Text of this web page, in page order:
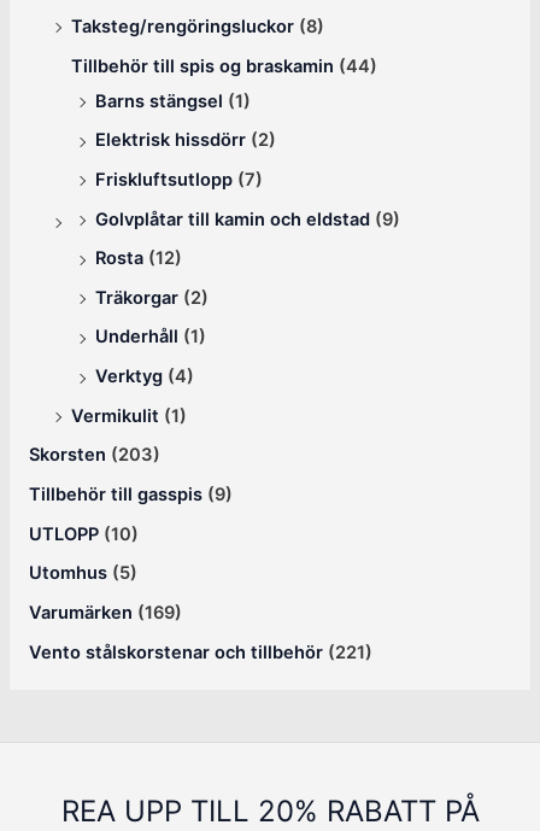
Taksteg/rengöringsluckor (8)
Tillbehör till spis og braskamin (44)
Barns stängsel (1)
Elektrisk hissdörr (2)
Friskluftsutlopp (7)
Golvplåtar till kamin och eldstad (9)
Rosta (12)
Träkorgar (2)
Underhåll (1)
Verktyg (4)
Vermikulit (1)
Skorsten (203)
Tillbehör till gasspis (9)
UTLOPP (10)
Utomhus (5)
Varumärken (169)
Vento stålskorstenar och tillbehör (221)
REA UPP TILL 20% RABATT PÅ